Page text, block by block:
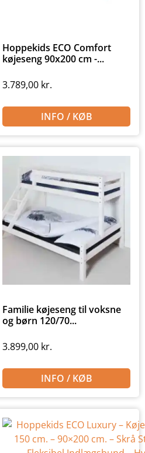
Hoppekids ECO Comfort
køjeseng 90x200 cm -...
3.789,00 kr.
INFO / KØB
Familie køjeseng til voksne
og børn 120/70...
3.899,00 kr.
INFO / KØB